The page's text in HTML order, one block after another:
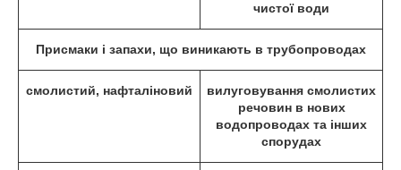
чистої води
Присмаки і запахи, що виникають в трубопроводах
смолистий, нафталіновий
вилуговування смолистих
речовин в нових
водопроводах та інших
спорудах